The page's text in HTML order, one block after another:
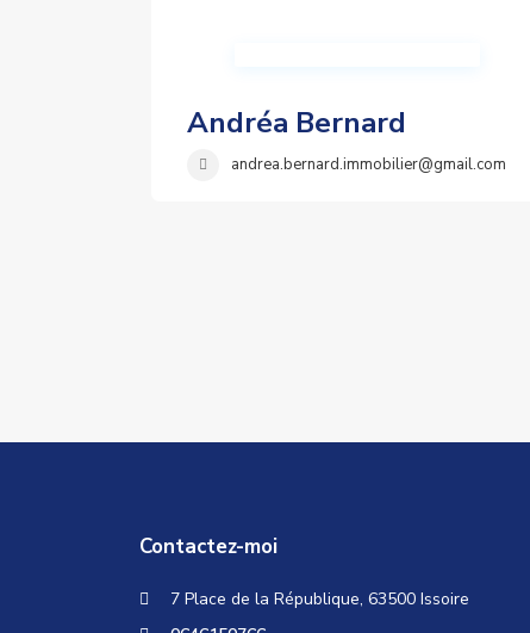
Andréa Bernard
andrea.bernard.immobilier@gmail.com
Contactez-moi
7 Place de la République, 63500 Issoire